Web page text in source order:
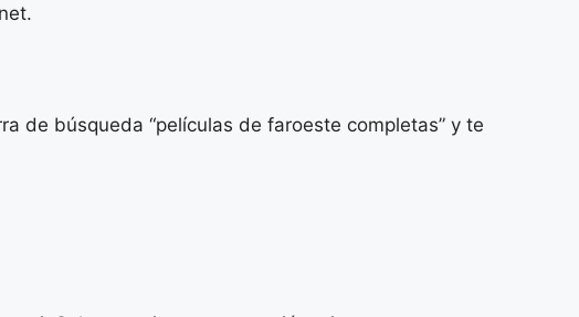
de búsqueda “películas de faroeste completas” y te